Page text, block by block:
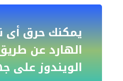
الويندوز على